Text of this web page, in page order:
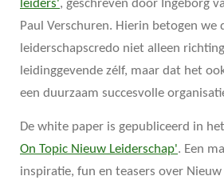
leiders', geschreven door Ingeborg
Paul Verschuren. Hierin betogen we
leiderschapscredo niet alleen
leidinggevende zélf, maar dat het
een duurzaam succesvolle
De white paper is gepubliceerd in
On Topic Nieuw Leiderschap'. Een
inspiratie, fun en teasers over Nieuw